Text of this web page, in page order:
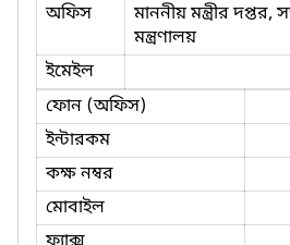
অফিস
মাননীয় মন্ত্রীর
মন্ত্রণালয়
ইমেইল
ফোন (অফিস)
ইন্টারকম
কক্ষ নম্বর
মোবাইল